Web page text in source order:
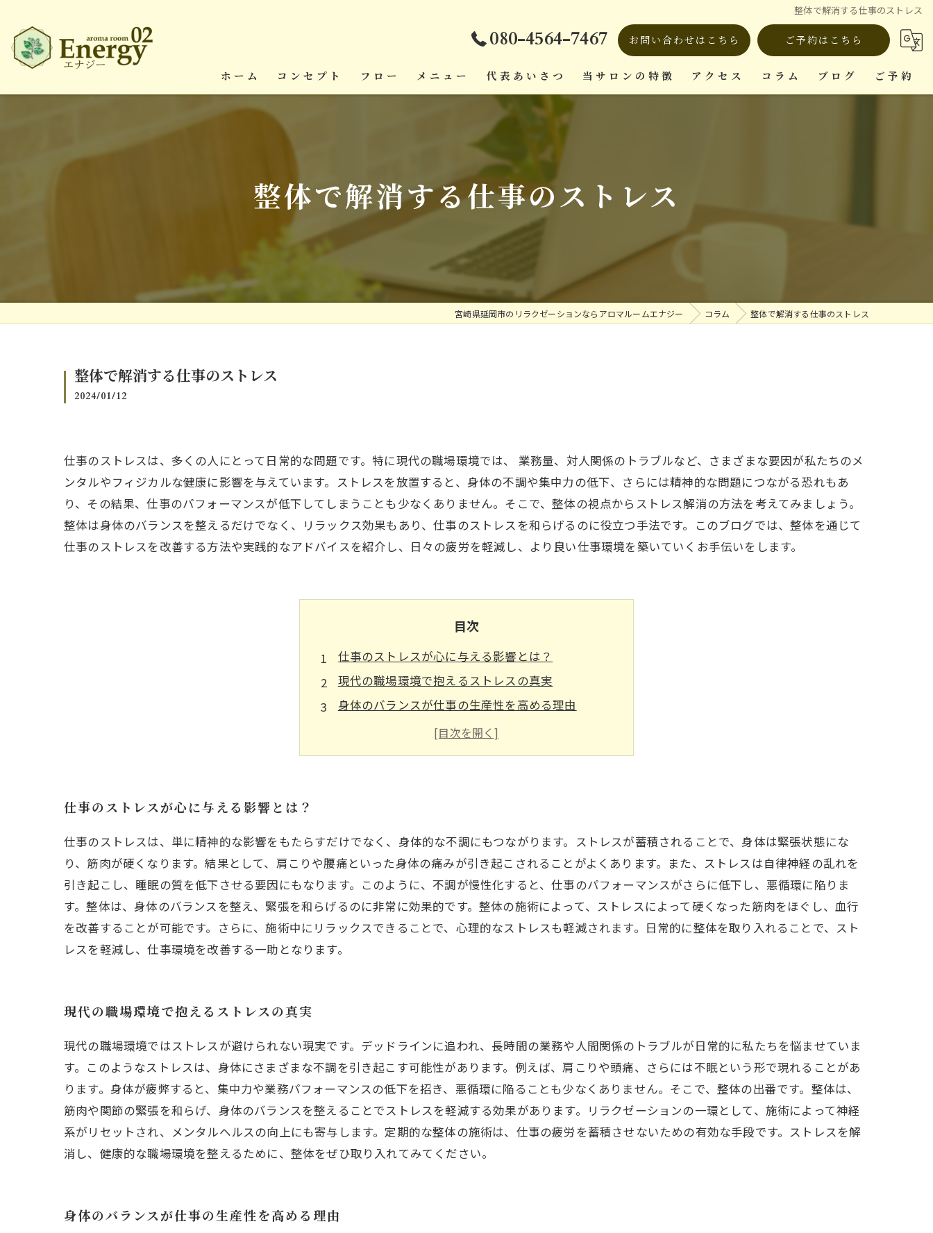
整体で解消する仕事のストレス
080-4564-7467 お問い合わせはこちら ご予約はこちら
ホーム コンセプト フロー メニュー 代表あいさつ 当サロンの特徴
疲労回復
アクセス コラム ブログ ご予約
整体で解消する仕事のストレス
宮崎県延岡市のリラクゼーションならアロマルームエナジー コラム 整体で解消する仕事のストレス
整体で解消する仕事のストレス
2024/01/12
仕事のストレスは、多くの人にとって日常的な問題です。特に現代の職場環境では、 業務量、対人関係のトラブルなど、さまざまな要因が私たちのメ
ンタルやフィジカルな健康に影響を与えています。ストレスを放置すると、身体の不調や集中力の低下、さらには精神的な問題につながる恐れもあ
り、その結果、仕事のパフォーマンスが低下してしまうことも少なくありません。そこで、整体の視点からストレス解消の方法を考えてみましょう。
整体は身体のバランスを整えるだけでなく、リラックス効果もあり、仕事のストレスを和らげるのに役立つ手法です。このブログでは、整体を通じて
仕事のストレスを改善する方法や実践的なアドバイスを紹介し、日々の疲労を軽減し、より良い仕事環境を築いていくお手伝いをします。
目次
仕事のストレスが心に与える影響とは？
現代の職場環境で抱えるストレスの真実
身体のバランスが仕事の生産性を高める理由
整体を取り入れたストレス解消法の実践
整体でリラックス！仕事のストレスを和らげる秘訣
仕事のストレスが心に与える影響とは？
仕事のストレスは、単に精神的な影響をもたらすだけでなく、身体的な不調にもつながります。ストレスが蓄積されることで、身体は緊張状態にな
り、筋肉が硬くなります。結果として、肩こりや腰痛といった身体の痛みが引き起こされることがよくあります。また、ストレスは自律神経の乱れを
引き起こし、睡眠の質を低下させる要因にもなります。このように、不調が慢性化すると、仕事のパフォーマンスがさらに低下し、悪循環に陥りま
す。整体は、身体のバランスを整え、緊張を和らげるのに非常に効果的です。整体の施術によって、ストレスによって硬くなった筋肉をほぐし、血行
を改善することが可能です。さらに、施術中にリラックスできることで、心理的なストレスも軽減されます。日常的に整体を取り入れることで、スト
レスを軽減し、仕事環境を改善する一助となります。
現代の職場環境で抱えるストレスの真実
現代の職場環境ではストレスが避けられない現実です。デッドラインに追われ、長時間の業務や人間関係のトラブルが日常的に私たちを悩ませていま
す。このようなストレスは、身体にさまざまな不調を引き起こす可能性があります。例えば、肩こりや頭痛、さらには不眠という形で現れることがあ
ります。身体が疲弊すると、集中力や業務パフォーマンスの低下を招き、悪循環に陥ることも少なくありません。そこで、整体の出番です。整体は、
筋肉や関節の緊張を和らげ、身体のバランスを整えることでストレスを軽減する効果があります。リラクゼーションの一環として、施術によって神経
系がリセットされ、メンタルヘルスの向上にも寄与します。定期的な整体の施術は、仕事の疲労を蓄積させないための有効な手段です。ストレスを解
消し、健康的な職場環境を整えるために、整体をぜひ取り入れてみてください。
身体のバランスが仕事の生産性を高める理由